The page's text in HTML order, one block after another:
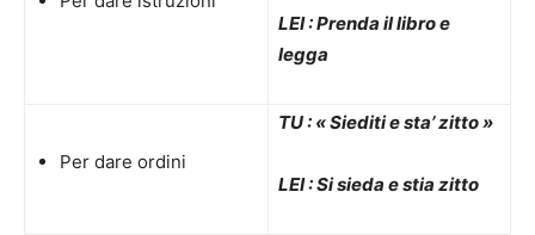
LEI : Prenda il libro e
legga
Per dare ordini
TU : « Siediti e sta’ zitto »
LEI : Si sieda e stia zitto